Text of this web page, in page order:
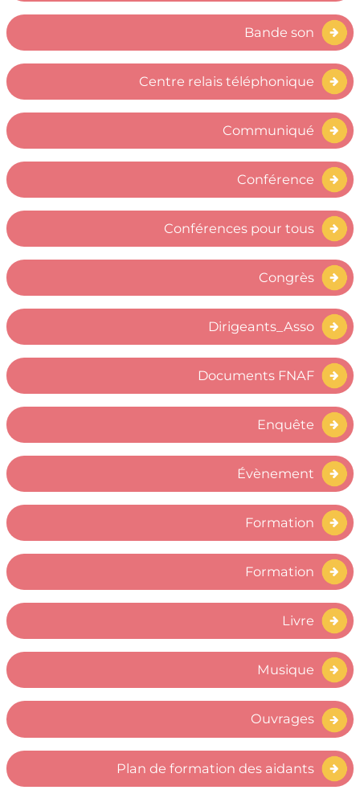
Bande son
Centre relais téléphonique
Communiqué
Conférence
Conférences pour tous
Congrès
Dirigeants_Asso
Documents FNAF
Enquête
Évènement
Formation
Formation
Livre
Musique
Ouvrages
Plan de formation des aidants